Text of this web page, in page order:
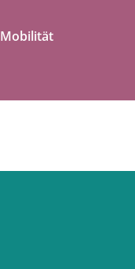
Mobilität